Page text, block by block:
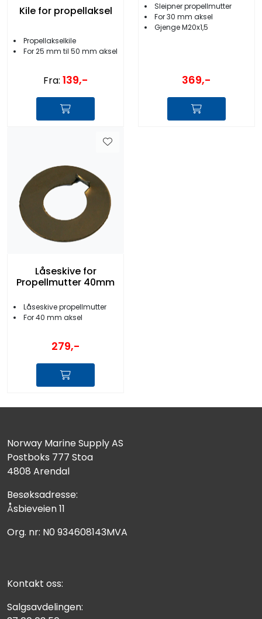
Kile for propellaksel
Propellakselkile
For 25 mm til 50 mm aksel
Fra: 139,-
Sleipner propellmutter
For 30 mm aksel
Gjenge M20x1,5
369,-
Låseskive for
Propellmutter 40mm
Låseskive propellmutter
For 40 mm aksel
279,-
Norway Marine Supply AS
Postboks 777 Stoa
4808 Arendal
Besøksadresse:
Åsbieveien 11
Org. nr: N0 934608143MVA
Kontakt oss:
Salgsavdelingen: